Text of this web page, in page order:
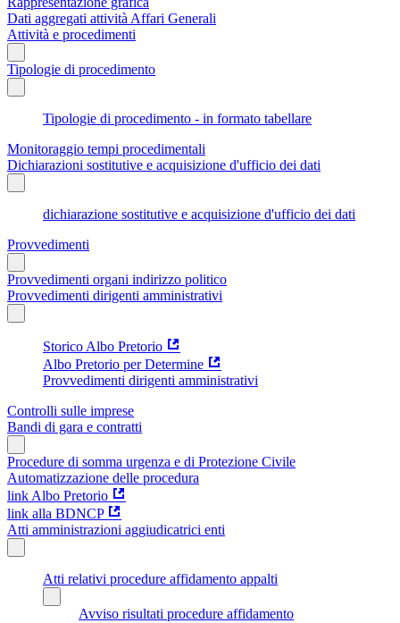
Dati aggregati attività Affari Generali
Attività e procedimenti
Tipologie di procedimento
Tipologie di procedimento - in formato tabellare
Monitoraggio tempi procedimentali
Dichiarazioni sostitutive e acquisizione d'ufficio dei dati
dichiarazione sostitutive e acquisizione d'ufficio dei dati
Provvedimenti
Provvedimenti organi indirizzo politico
Provvedimenti dirigenti amministrativi
Storico Albo Pretorio
Albo Pretorio per Determine
Provvedimenti dirigenti amministrativi
Controlli sulle imprese
Bandi di gara e contratti
Procedure di somma urgenza e di Protezione Civile
Automatizzazione delle procedura
link Albo Pretorio
link alla BDNCP
Atti amministrazioni aggiudicatrici enti
Atti relativi procedure affidamento appalti
Avviso risultati procedure affidamento